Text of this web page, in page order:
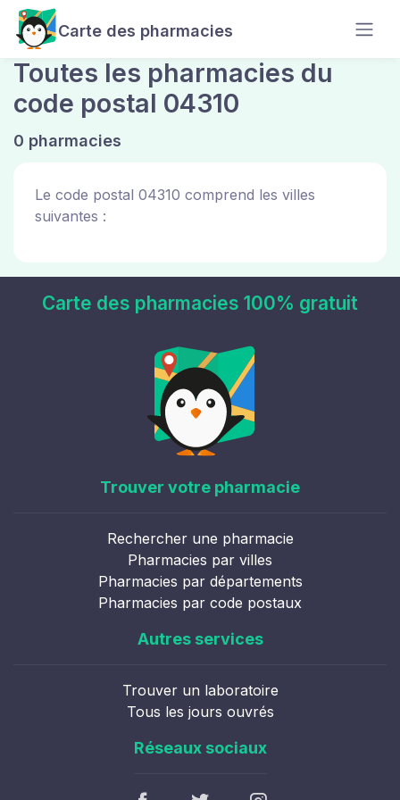
Carte des pharmacies
Toutes les pharmacies du
code postal 04310
0 pharmacies
Le code postal 04310 comprend les villes
suivantes :
Carte des pharmacies 100% gratuit
Trouver votre pharmacie
Rechercher une pharmacie
Pharmacies par villes
Pharmacies par départements
Pharmacies par code postaux
Autres services
Trouver un laboratoire
Tous les jours ouvrés
Réseaux sociaux